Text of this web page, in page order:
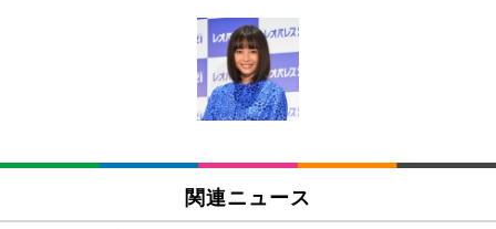
[EdoErgo] オフィスチェア 椅子 テレワーク 疲れな
い 跳ね上げ式アームレスト コンパクト 約105度ロッ
キング pc 事務椅子 360度回転 座面昇降 強化ナイロ
ン樹脂ベース 通気性メッシュ 在宅ワーク H-WY01
(黒網+黒枠+黒足)
SIHOO B100 オフィスチェア／デスクチェア メッシ
ュチェア 人間工学 疲れない ブラック
￥27,999
EIZO ビジネス向けプレミアムモニター | FlexScan
EV3240X-WT | 31.5型4K UHD・USB Type-C・ホワ
￥105,595
EIZO ビジネス向けプレミアムモニター | FlexScan
Amazonベーシック ペットシーツ 薄型 レギュラー 1
回使い捨て 無香料 ホワイト 300枚
Amazonベーシック ペットシーツ 厚型 ワイド 42枚
x2袋(84枚) ホワイト(吸収面:ライトブルー)
￥3,234
関連ニュース